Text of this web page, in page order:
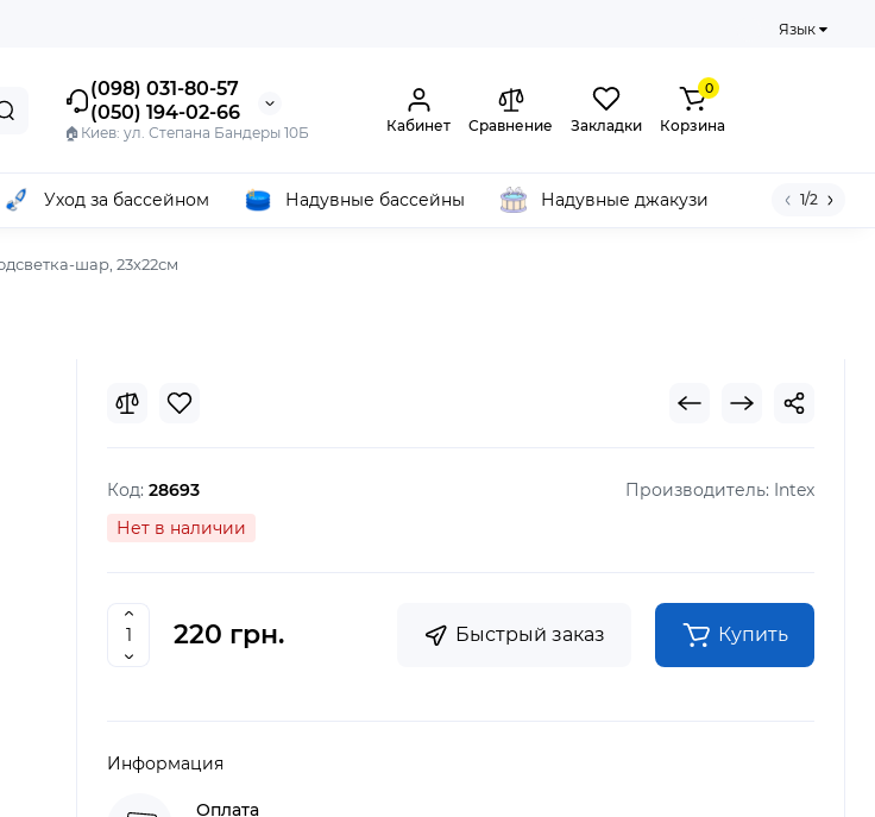
Язык
(098) 031-80-57
(050) 194-02-66
🏠Киев: ул. Степана Бандеры 10Б Кабинет Сравнение Закладки
0
Корзина
Уход за бассейном Надувные бассейны Надувные джакузи 1/2
шар, 23х22см
Код: 28693 Производитель: Intex
Нет в наличии
220 грн. Быстрый заказ Купить
Информация
Оплата